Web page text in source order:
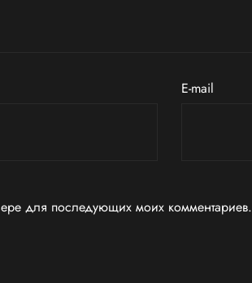
E-mail
для последующих моих комментариев.